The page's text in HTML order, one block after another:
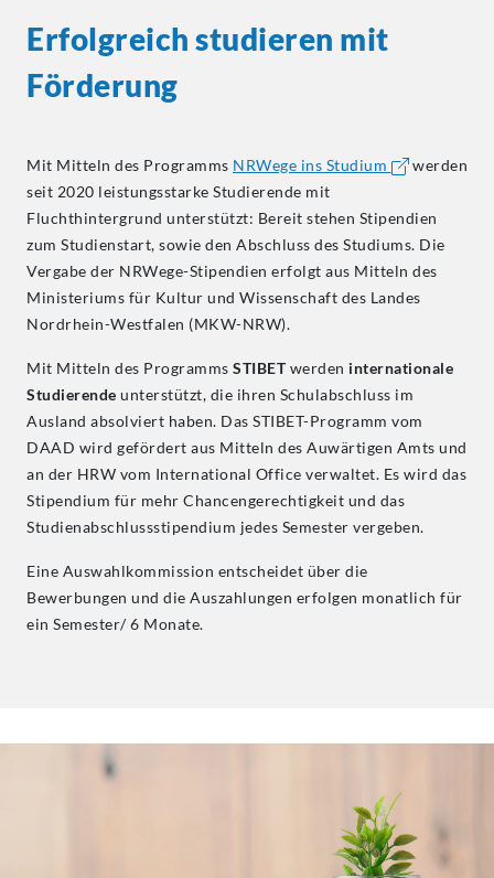
Erfolgreich studieren mit
Förderung
Mit Mitteln des Programms NRWege ins Studium
werden
seit 2020 leistungsstarke Studierende mit
Fluchthintergrund unterstützt: Bereit stehen Stipendien
zum Studienstart, sowie den Abschluss des Studiums. Die
Vergabe der NRWege-Stipendien erfolgt aus Mitteln des
Ministeriums für Kultur und Wissenschaft des Landes
Nordrhein-Westfalen (MKW-NRW).
Mit Mitteln des Programms STIBETwerden internationale
Studierende unterstützt, die ihren Schulabschluss im
Ausland absolviert haben. Das STIBET-Programm vom
DAAD wird gefördert aus Mitteln des Auwärtigen Amts und
an der HRW vom International Office verwaltet. Es wird das
Stipendium für mehr Chancengerechtigkeit und das
Studienabschlussstipendium jedes Semester vergeben.
Eine Auswahlkommission entscheidet über die
Bewerbungen und die Auszahlungen erfolgen monatlich für
ein Semester/ 6 Monate.